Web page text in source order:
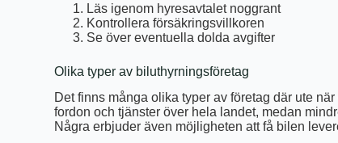
Läs igenom hyresavtalet noggrant
Kontrollera försäkringsvillkoren
Se över eventuella dolda avgifter
Olika typer av biluthyrningsföretag
Det finns många olika typer av företag där ute
fordon och tjänster över hela landet, medan
Några erbjuder även möjligheten att få bilen